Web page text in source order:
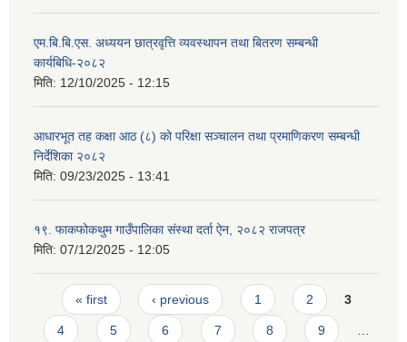
एम.बि.बि.एस. अध्ययन छात्रवृत्ति व्यवस्थापन तथा बितरण सम्बन्धी
कार्यबिधि-२०८२
मिति: 12/10/2025 - 12:15
आधारभूत तह कक्षा आठ (८) को परिक्षा सञ्चालन तथा प्रमाणिकरण सम्बन्धी
निर्देशिका २०८२
मिति: 09/23/2025 - 13:41
१९. फाकफोकथुम गाउँपालिका संस्था दर्ता ऐन, २०८२ राजपत्र
मिति: 07/12/2025 - 12:05
Pages
« first ‹ previous 1 2 3
4 5 6 7 8 9